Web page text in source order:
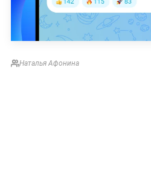
Наталья Афонина